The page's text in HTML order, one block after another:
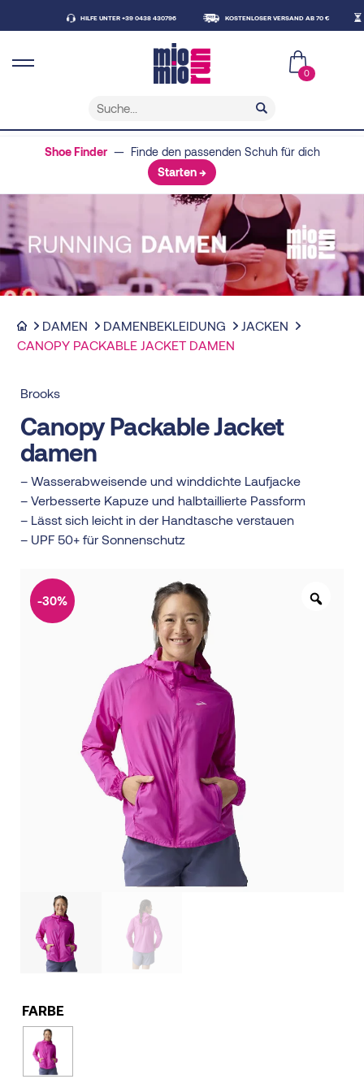
HILFE UNTER +39 0438 430796 KOSTENLOSER VERSAND AB 70 €
0
Shoe Finder— Finde den passenden Schuh für dich
Starten →
DAMEN DAMENBEKLEIDUNG
JACKEN
CANOPY PACKABLE JACKET DAMEN
Brooks
Canopy Packable Jacket
damen
– Wasserabweisende und winddichte Laufjacke
– Verbesserte Kapuze und halbtaillierte Passform
– Lässt sich leicht in der Handtasche verstauen
– UPF 50+ für Sonnenschutz
-30%
FARBE